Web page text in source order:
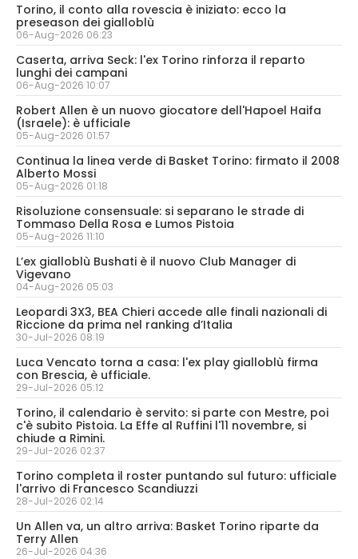
Torino, il conto alla rovescia è iniziato: ecco la
preseason dei gialloblù
06-Aug-2026 06:23
Caserta, arriva Seck: l'ex Torino rinforza il reparto
lunghi dei campani
06-Aug-2026 10:07
Robert Allen è un nuovo giocatore dell'Hapoel Haifa
(Israele): è ufficiale
05-Aug-2026 01:57
Continua la linea verde di Basket Torino: firmato il 2008
Alberto Mossi
05-Aug-2026 01:18
Risoluzione consensuale: si separano le strade di
Tommaso Della Rosa e Lumos Pistoia
05-Aug-2026 11:10
L’ex gialloblù Bushati è il nuovo Club Manager di
Vigevano
04-Aug-2026 05:03
Leopardi 3X3, BEA Chieri accede alle finali nazionali di
Riccione da prima nel ranking d’Italia
30-Jul-2026 08:19
Luca Vencato torna a casa: l'ex play gialloblù firma
con Brescia, è ufficiale.
29-Jul-2026 05:12
Torino, il calendario è servito: si parte con Mestre, poi
c'è subito Pistoia. La Effe al Ruffini l'11 novembre, si
chiude a Rimini.
29-Jul-2026 02:37
Torino completa il roster puntando sul futuro: ufficiale
l'arrivo di Francesco Scandiuzzi
28-Jul-2026 02:14
Un Allen va, un altro arriva: Basket Torino riparte da
Terry Allen
26-Jul-2026 04:36